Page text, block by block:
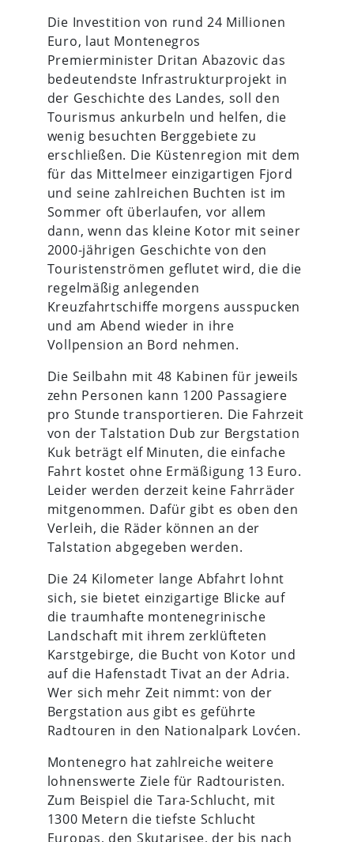
Die Investition von rund 24 Millionen
Euro, laut Montenegros
Premierminister Dritan Abazovic das
bedeutendste Infrastrukturprojekt in
der Geschichte des Landes, soll den
Tourismus ankurbeln und helfen, die
wenig besuchten Berggebiete zu
erschließen. Die Küstenregion mit dem
für das Mittelmeer einzigartigen Fjord
und seine zahlreichen Buchten ist im
Sommer oft überlaufen, vor allem
dann, wenn das kleine Kotor mit seiner
2000-jährigen Geschichte von den
Touristenströmen geflutet wird, die die
regelmäßig anlegenden
Kreuzfahrtschiffe morgens ausspucken
und am Abend wieder in ihre
Vollpension an Bord nehmen.
Die Seilbahn mit 48 Kabinen für jeweils
zehn Personen kann 1200 Passagiere
pro Stunde transportieren. Die Fahrzeit
von der Talstation Dub zur Bergstation
Kuk beträgt elf Minuten, die einfache
Fahrt kostet ohne Ermäßigung 13 Euro.
Leider werden derzeit keine Fahrräder
mitgenommen. Dafür gibt es oben den
Verleih, die Räder können an der
Talstation abgegeben werden.
Die 24 Kilometer lange Abfahrt lohnt
sich, sie bietet einzigartige Blicke auf
die traumhafte montenegrinische
Landschaft mit ihrem zerklüfteten
Karstgebirge, die Bucht von Kotor und
auf die Hafenstadt Tivat an der Adria.
Wer sich mehr Zeit nimmt: von der
Bergstation aus gibt es geführte
Radtouren in den Nationalpark Lovćen.
Montenegro hat zahlreiche weitere
lohnenswerte Ziele für Radtouristen.
Zum Beispiel die Tara-Schlucht, mit
1300 Metern die tiefste Schlucht
Europas, den Skutarisee, der bis nach